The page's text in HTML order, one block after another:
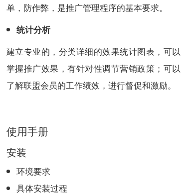
单，防作弊，是推广管理程序的基本要求。
统计分析
建立专业的，分类详细的效果统计图表，可以
掌握推广效果，有针对性调节营销政策；可以
了解联盟会员的工作绩效，进行督促和激励。
使用手册
安装
环境要求
具体安装过程